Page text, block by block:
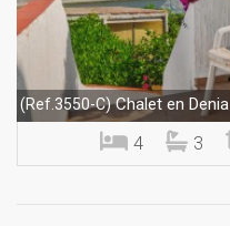
(Ref.3550-C)Chalet en Denia
4 3